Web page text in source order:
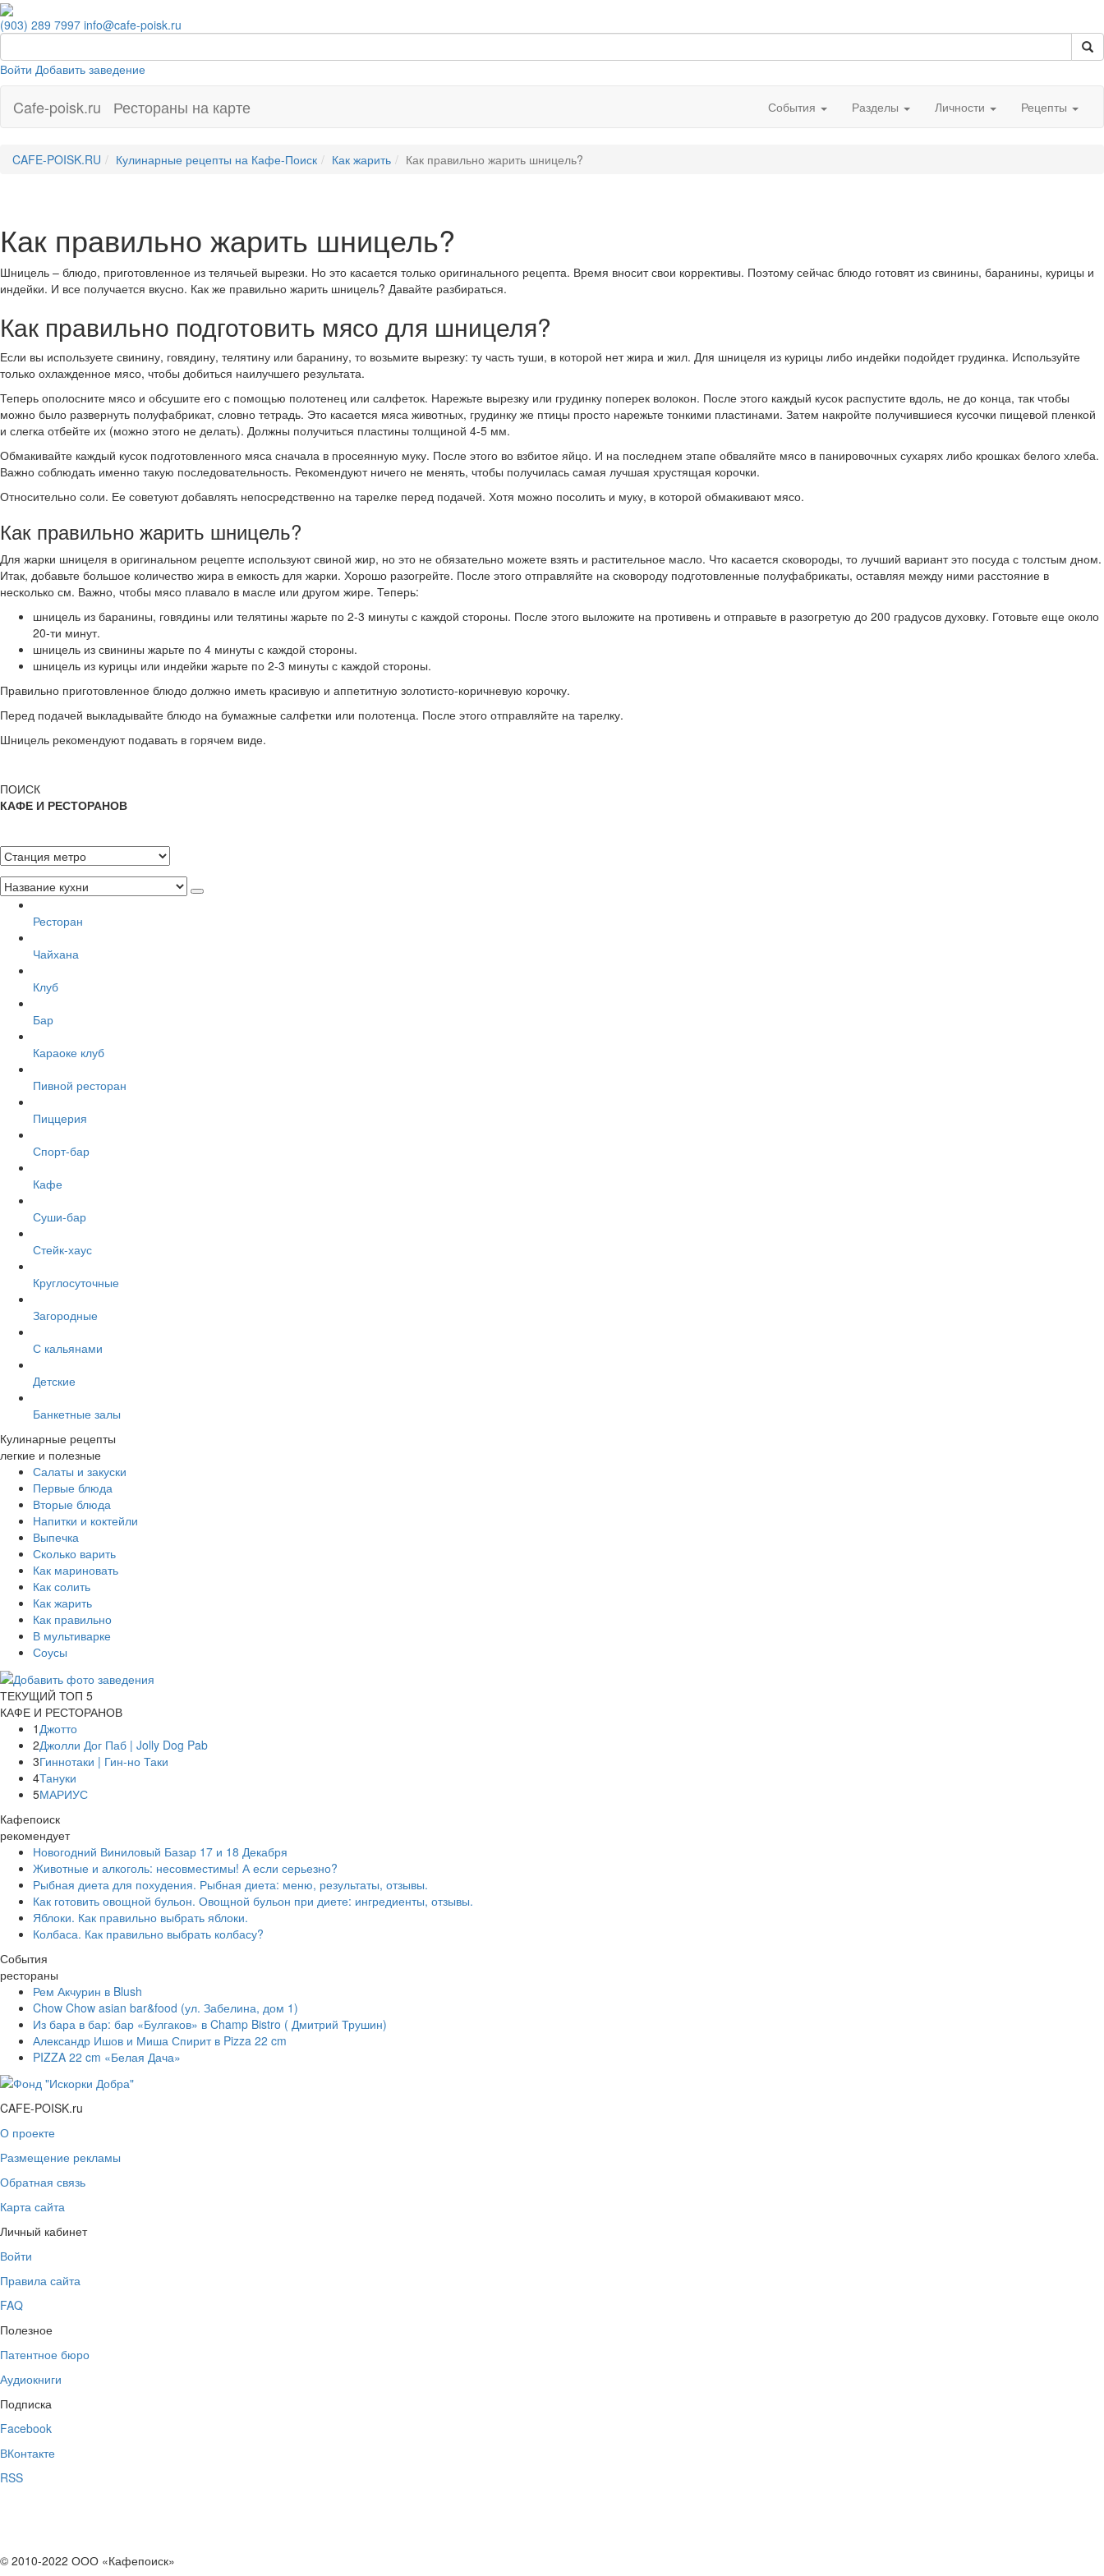
(903) 289 7997 info@cafe-poisk.ru
Войти Добавить заведение
Cafe-poisk.ru Рестораны на карте События Разделы Личности Рецепты
CAFE-POISK.RU Кулинарные рецепты на Кафе-Поиск Как жарить Как правильно жарить шницель?
Как правильно жарить шницель?
Шницель – блюдо, приготовленное из телячьей вырезки. Но это касается только оригинального рецепта. Время вносит свои коррективы. Поэтому сейчас блюдо готовят из свинины, баранины, курицы и
индейки. И все получается вкусно. Как же правильно жарить шницель? Давайте разбираться.
Как правильно подготовить мясо для шницеля?
Если вы используете свинину, говядину, телятину или баранину, то возьмите вырезку: ту часть туши, в которой нет жира и жил. Для шницеля из курицы либо индейки подойдет грудинка. Используйте
только охлажденное мясо, чтобы добиться наилучшего результата.
Теперь ополосните мясо и обсушите его с помощью полотенец или салфеток. Нарежьте вырезку или грудинку поперек волокон. После этого каждый кусок распустите вдоль, не до конца, так чтобы
можно было развернуть полуфабрикат, словно тетрадь. Это касается мяса животных, грудинку же птицы просто нарежьте тонкими пластинами. Затем накройте получившиеся кусочки пищевой пленкой
и слегка отбейте их (можно этого не делать). Должны получиться пластины толщиной 4-5 мм.
Обмакивайте каждый кусок подготовленного мяса сначала в просеянную муку. После этого во взбитое яйцо. И на последнем этапе обваляйте мясо в панировочных сухарях либо крошках белого хлеба.
Важно соблюдать именно такую последовательность. Рекомендуют ничего не менять, чтобы получилась самая лучшая хрустящая корочки.
Относительно соли. Ее советуют добавлять непосредственно на тарелке перед подачей. Хотя можно посолить и муку, в которой обмакивают мясо.
Как правильно жарить шницель?
Для жарки шницеля в оригинальном рецепте используют свиной жир, но это не обязательно можете взять и растительное масло. Что касается сковороды, то лучший вариант это посуда с толстым дном.
Итак, добавьте большое количество жира в емкость для жарки. Хорошо разогрейте. После этого отправляйте на сковороду подготовленные полуфабрикаты, оставляя между ними расстояние в
несколько см. Важно, чтобы мясо плавало в масле или другом жире. Теперь:
шницель из баранины, говядины или телятины жарьте по 2-3 минуты с каждой стороны. После этого выложите на противень и отправьте в разогретую до 200 градусов духовку. Готовьте еще около
20-ти минут.
шницель из свинины жарьте по 4 минуты с каждой стороны.
шницель из курицы или индейки жарьте по 2-3 минуты с каждой стороны.
Правильно приготовленное блюдо должно иметь красивую и аппетитную золотисто-коричневую корочку.
Перед подачей выкладывайте блюдо на бумажные салфетки или полотенца. После этого отправляйте на тарелку.
Шницель рекомендуют подавать в горячем виде.
ПОИСК
КАФЕ И РЕСТОРАНОВ
Ресторан
Чайхана
Клуб
Бар
Караоке клуб
Пивной ресторан
Пиццерия
Спорт-бар
Кафе
Суши-бар
Стейк-хаус
Круглосуточные
Загородные
С кальянами
Детские
Банкетные залы
Кулинарные рецепты
легкие и полезные
Салаты и закуски
Первые блюда
Вторые блюда
Напитки и коктейли
Выпечка
Сколько варить
Как мариновать
Как солить
Как жарить
Как правильно
В мультиварке
Соусы
ТЕКУЩИЙ ТОП 5
КАФЕ И РЕСТОРАНОВ
1 Джотто
2Джолли Дог Паб | Jolly Dog Pab
3Гиннотаки | Гин-но Таки
4Тануки
5МАРИУС
Кафепоиск
рекомендует
Новогодний Виниловый Базар 17 и 18 Декабря
Животные и алкоголь: несовместимы! А если серьезно?
Рыбная диета для похудения. Рыбная диета: меню, результаты, отзывы.
Как готовить овощной бульон. Овощной бульон при диете: ингредиенты, отзывы.
Яблоки. Как правильно выбрать яблоки.
Колбаса. Как правильно выбрать колбасу?
События
рестораны
Рем Акчурин в Blush
Chow Chow asian bar&food (ул. Забелина, дом 1)
Из бара в бар: бар «Булгаков» в Champ Bistro ( Дмитрий Трушин)
Александр Ишов и Миша Спирит в Pizza 22 cm
PIZZA 22 cm «Белая Дача»
CAFE-POISK.ru
О проекте
Размещение рекламы
Обратная связь
Карта сайта
Личный кабинет
Войти
Правила сайта
FAQ
Полезное
Патентное бюро
Аудиокниги
Подписка
Facebook
ВКонтакте
RSS
© 2010-2022 ООО «Кафепоиск»